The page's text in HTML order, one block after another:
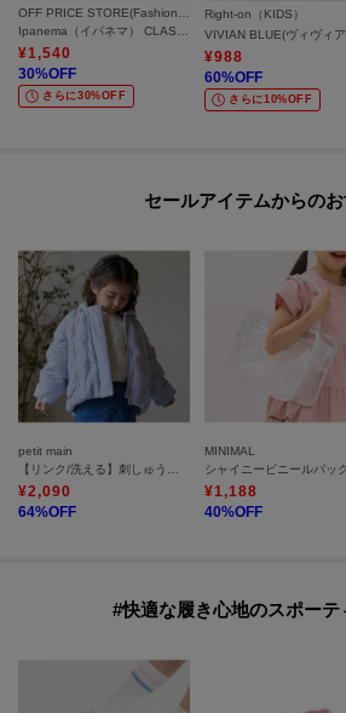
¥1,540
30%OFF
さらに30%OFF
Right-on（KIDS）
¥988
60%OFF
さらに10%OFF
セールアイテムからの
petit main
¥2,090
64%OFF
MINIMAL
シャイニービニールバッ
¥1,188
40%OFF
#快適な履き心地のスポーテ